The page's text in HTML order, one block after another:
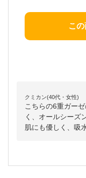
こ
クミカン(40代・女性)
こちらの6重ガー
く、オールシーズ
肌にも優しく、吸